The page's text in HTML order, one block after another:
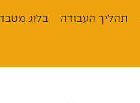
תהליך העבודה בלוג